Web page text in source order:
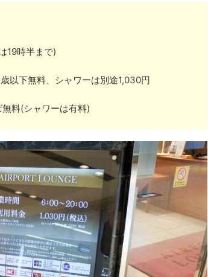
19時半まで)
以下無料、シャワーは別途1,030円
料(シャワーは有料)